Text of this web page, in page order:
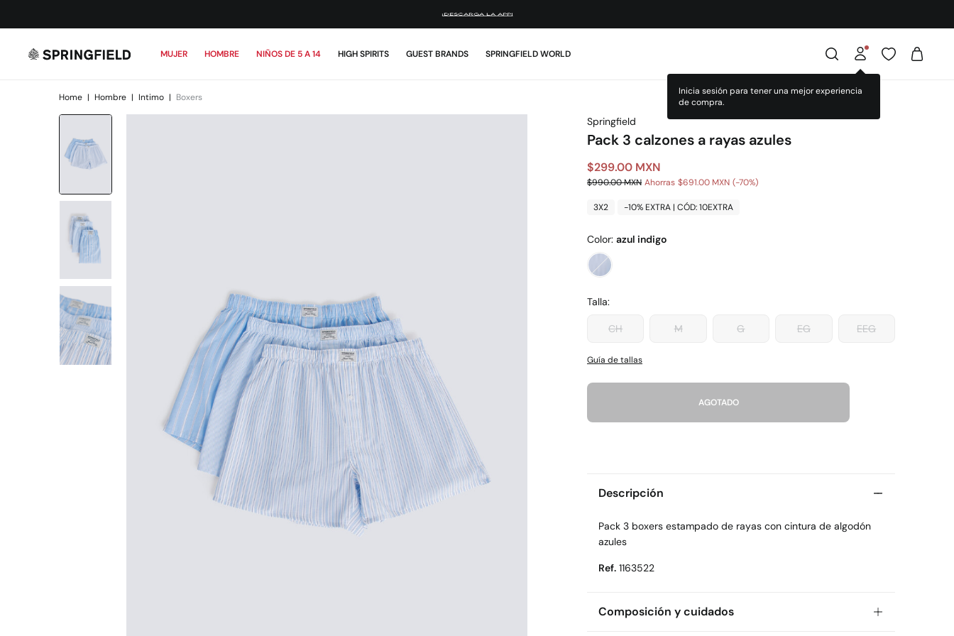
¡DESCARGA LA APP!
MUJER HOMBRE NIÑOS DE 5 A 14 HIGH SPIRITS GUEST BRANDS SPRINGFIELD WORLD
Home | Hombre | Intimo | Boxers
Springfield
Pack 3 calzones a rayas azules
$299.00 MXN
$990.00 MXN Ahorras $691.00 MXN 70
3X2 -10% EXTRA | CÓD: 10EXTRA
Color: azul indigo
Talla:
CH M G EG EEG
Guía de tallas
AGOTADO
Descripción
Pack 3 boxers estampado de rayas con cintura de algodón
azules
Ref. 1163522
Composición y cuidados